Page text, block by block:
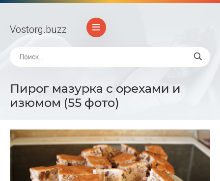
Vostorg.buzz
Пирог мазурка с орехами и
изюмом (55 фото)